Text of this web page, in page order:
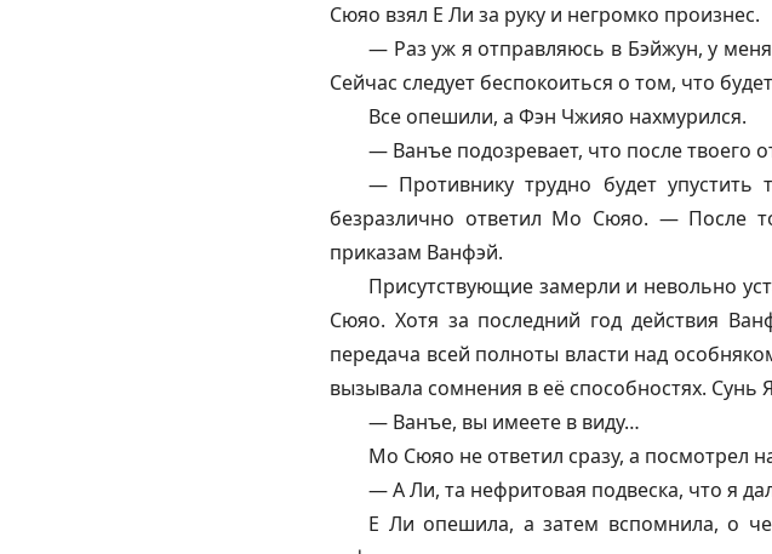
Сюяо взял Е Ли за руку и негромко произнес.
— Раз уж я отправляюсь в Бэйжун, у
Сейчас следует беспокоиться о том, что
Все опешили, а Фэн Чжияо нахмурился.
— Ванъе подозревает, что после твоего
— Противнику трудно будет
безразлично ответил Мо Сюяо. — После
приказам Ванфэй.
Присутствующие замерли и невольно
Сюяо. Хотя за последний год действия
передача всей полноты власти над
вызывала сомнения в её способностях. Сунь
— Ванъе, вы имеете в виду…
Мо Сюяо не ответил сразу, а посмотрел
— А Ли, та нефритовая подвеска, что я
Е Ли опешила, а затем вспомнила, о